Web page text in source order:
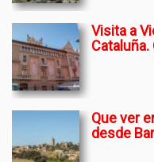
Visita a
Cataluña.
Que ver
desde